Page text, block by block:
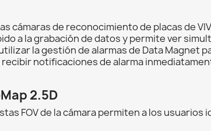
cámaras de reconocimiento de placas de
a la grabación de datos y permite ver
la gestión de alarmas de Data Magnet
notificaciones de alarma
2.5D
FOV de la cámara permiten a los